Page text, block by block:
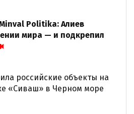
Politika: Алиев
мира — и подкрепил
российские объекты на
«Сиваш» в Черном море